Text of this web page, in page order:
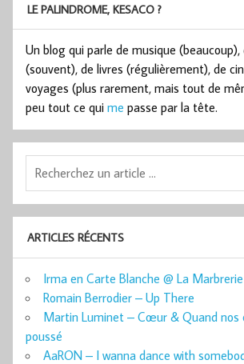
LE PALINDROME, KESACO ?
Un blog qui parle de musique (beaucoup),
(souvent), de livres (régulièrement), de
voyages (plus rarement, mais tout de
peu tout ce qui me passe par la tête.
ARTICLES RÉCENTS
Irma en Carte Blanche @ La Marbrerie
Romain Berrodier – Up There
Martin Luminet – Cœur & Quand nos
poussé
AaRON – I wanna dance with